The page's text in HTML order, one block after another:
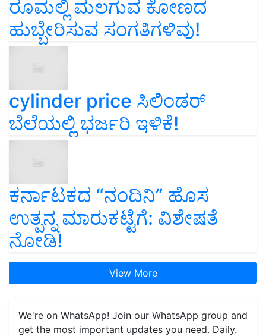
ರೂಮಲ್ಲಿ ಮಲಗುವ ಕೋಣದ
ಹುಬ್ಬೇರಿಸುವ ಸಂಗತಿಗಳಿವು!
cylinder price ಸಿಲಿಂಡರ್‌
ಬೆಲೆಯಲ್ಲಿ ಭರ್ಜರಿ ಇಳಿಕೆ!
ಕರ್ನಾಟಕದ “ನಂದಿನಿ” ಹೊಸ
ಉತ್ಪನ್ನ ಮಾರುಕಟ್ಟೆಗೆ: ವಿಶೇಷತೆ
ನೋಡಿ!
View More
We're on WhatsApp! Join our WhatsApp group and
get the most important updates you need. Daily.